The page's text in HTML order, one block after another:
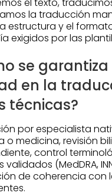
el texto,
la traducción
estructura y el
exigidos por las
se garantiza
en la
técnicas?
por especialista
o medicina, revisión
control
validados (MedDRA,
de coherencia con